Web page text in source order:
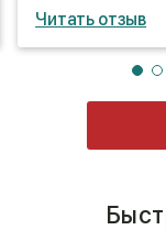
Читать отзыв